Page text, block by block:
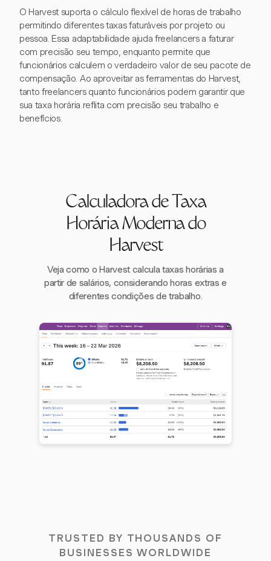
O Harvest suporta o cálculo flexível de horas de trabalho
permitindo diferentes taxas faturáveis por projeto ou
pessoa. Essa adaptabilidade ajuda freelancers a faturar
com precisão seu tempo, enquanto permite que
funcionários calculem o verdadeiro valor de seu pacote de
compensação. Ao aproveitar as ferramentas do Harvest,
tanto freelancers quanto funcionários podem garantir que
sua taxa horária reflita com precisão seu trabalho e
benefícios.
Calculadora de Taxa
Horária Moderna do
Harvest
Veja como o Harvest calcula taxas horárias a
partir de salários, considerando horas extras e
diferentes condições de trabalho.
TRUSTED BY THOUSANDS OF
BUSINESSES WORLDWIDE